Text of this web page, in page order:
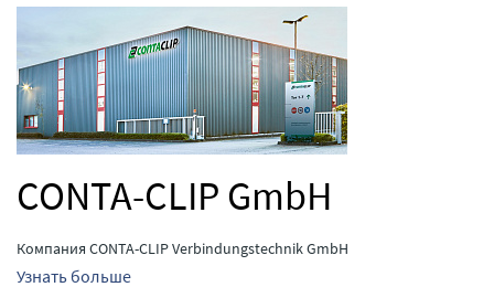
CONTA-CLIP GmbH
Компания CONTA-CLIP Verbindungstechnik GmbH
Узнать больше